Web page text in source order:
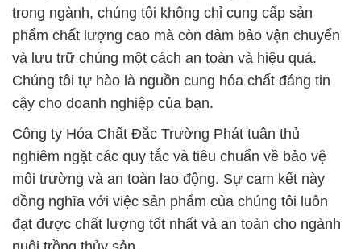
trong ngành, chúng tôi không chỉ cung cấp sản
phẩm chất lượng cao mà còn đảm bảo vận chuyển
và lưu trữ chúng một cách an toàn và hiệu quả.
Chúng tôi tự hào là nguồn cung hóa chất đáng tin
cậy cho doanh nghiệp của bạn.
Công ty Hóa Chất Đắc Trường Phát tuân thủ
nghiêm ngặt các quy tắc và tiêu chuẩn về bảo vệ
môi trường và an toàn lao động. Sự cam kết này
đồng nghĩa với việc sản phẩm của chúng tôi luôn
đạt được chất lượng tốt nhất và an toàn cho ngành